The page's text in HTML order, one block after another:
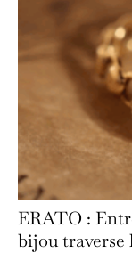
ERATO :
bijou traverse